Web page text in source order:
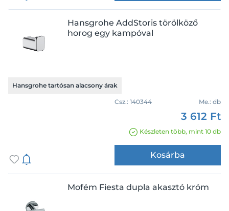
Hansgrohe AddStoris törölköző
horog egy kampóval
Hansgrohe tartósan alacsony árak
Csz.: 140344 Me.: db
3 612 Ft
Készleten több, mint 10 db
Kosárba
Mofém Fiesta dupla akasztó króm